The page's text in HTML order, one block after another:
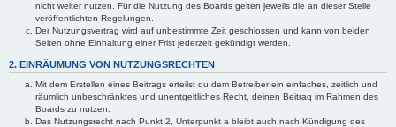
nicht weiter nutzen. Für die Nutzung des Boards gelten jeweils die an dieser Stelle
veröffentlichten Regelungen.
Der Nutzungsvertrag wird auf unbestimmte Zeit geschlossen und kann von beiden
Seiten ohne Einhaltung einer Frist jederzeit gekündigt werden.
2. EINRÄUMUNG VON NUTZUNGSRECHTEN
Mit dem Erstellen eines Beitrags erteilst du dem Betreiber ein einfaches, zeitlich und
räumlich unbeschränktes und unentgeltliches Recht, deinen Beitrag im Rahmen des
Boards zu nutzen.
Das Nutzungsrecht nach Punkt 2, Unterpunkt a bleibt auch nach Kündigung des